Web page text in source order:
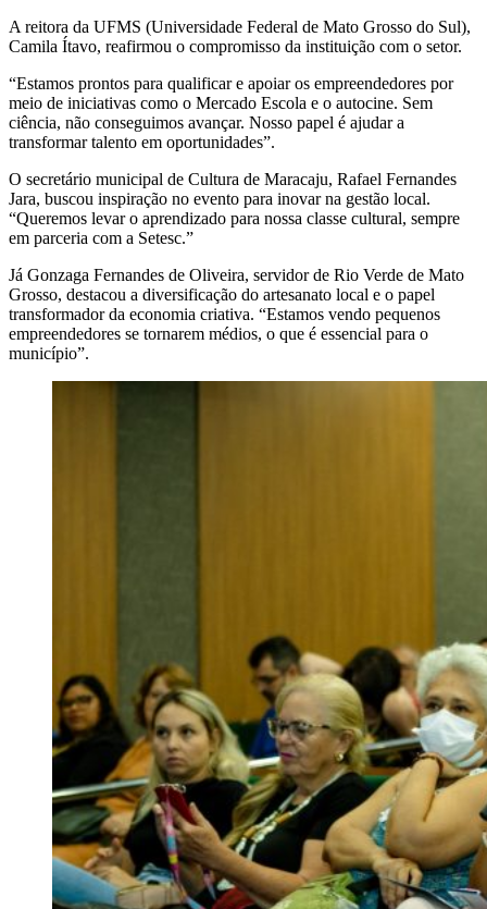
A reitora da UFMS (Universidade Federal de Mato Grosso do Sul),
Camila Ítavo, reafirmou o compromisso da instituição com o setor.
“Estamos prontos para qualificar e apoiar os empreendedores por
meio de iniciativas como o Mercado Escola e o autocine. Sem
ciência, não conseguimos avançar. Nosso papel é ajudar a
transformar talento em oportunidades”.
O secretário municipal de Cultura de Maracaju, Rafael Fernandes
Jara, buscou inspiração no evento para inovar na gestão local.
“Queremos levar o aprendizado para nossa classe cultural, sempre
em parceria com a Setesc.”
Já Gonzaga Fernandes de Oliveira, servidor de Rio Verde de Mato
Grosso, destacou a diversificação do artesanato local e o papel
transformador da economia criativa. “Estamos vendo pequenos
empreendedores se tornarem médios, o que é essencial para o
município”.